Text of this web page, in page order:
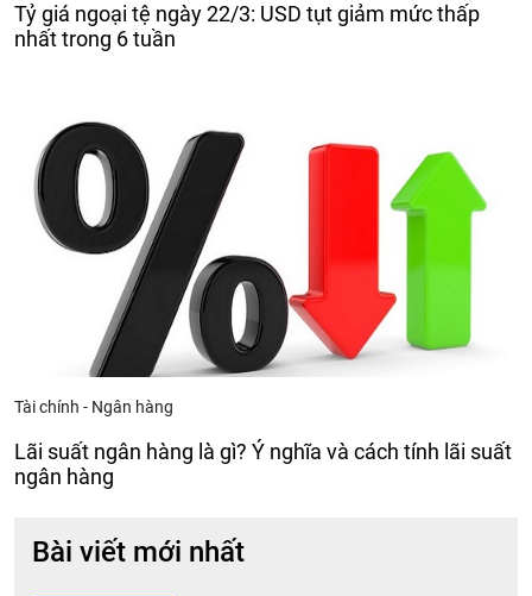
Tỷ giá ngoại tệ ngày 22/3: USD tụt giảm mức thấp
nhất trong 6 tuần
Tài chính - Ngân hàng
Lãi suất ngân hàng là gì? Ý nghĩa và cách tính lãi suất
ngân hàng
Bài viết mới nhất